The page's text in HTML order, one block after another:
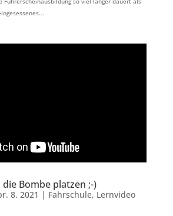
Bombe platzen ;-)
8, 2021 | Fahrschule, Lernvideo